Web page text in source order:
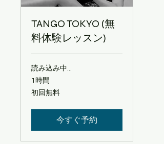
TANGO TOKYO (無
料体験レッスン)
読み込み中...
1時間
初
回
初回無料
今すぐ予約